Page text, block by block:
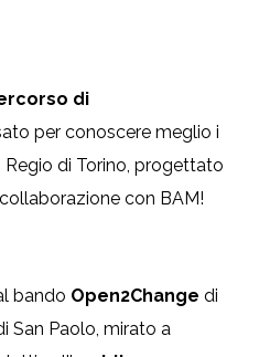
di
per conoscere meglio i
di Torino, progettato
con BAM!
bando Open2Change di
San Paolo, mirato a